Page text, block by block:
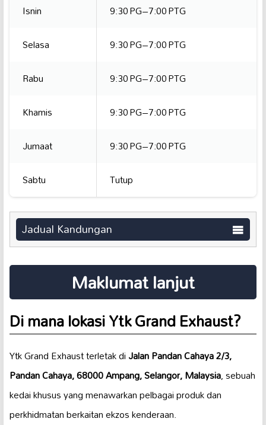
Isnin
9:30 PG–7:00 PTG
Selasa
9:30 PG–7:00 PTG
Rabu
9:30 PG–7:00 PTG
Khamis
9:30 PG–7:00 PTG
Jumaat
9:30 PG–7:00 PTG
Sabtu
Tutup
Jadual Kandungan
Maklumat lanjut
Di mana lokasi Ytk Grand Exhaust?
Ytk Grand Exhaust terletak diJalan Pandan Cahaya 2/3,
Pandan Cahaya, 68000 Ampang, Selangor, Malaysia, sebuah
kedai khusus yang menawarkan pelbagai produk dan
perkhidmatan berkaitan ekzos kenderaan.